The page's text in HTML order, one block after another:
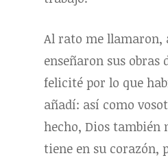
Al rato me llamaron,
enseñaron sus obras
felicité por lo que
añadí: así como
hecho, Dios también
tiene en su corazón,